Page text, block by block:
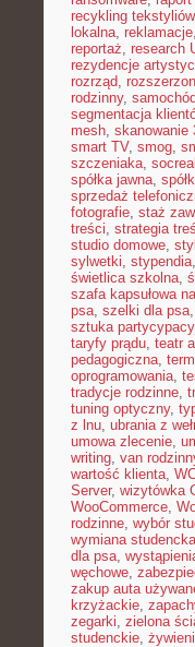
recykling tekstyliów
lokalna, reklamacje,
reportaż, research
rezydencje
rozrząd,
rodzinny,
segmentacja
mesh, skanowanie
smart TV, smog,
szczeniaka,
spółka jawna,
sprzedaż
fotografie, staż
treści, strategia
studio domowe,
sylwetki, stypendia,
świetlica szkolna,
szafa kapsułowa
psa, szelki dla psa,
sztuka
taryfy prądu, teatr
pedagogiczna,
oprogramowania,
tradycje rodzinne,
tuning optyczny,
z lnu, ubrania z
umowa zlecenie,
writing, van
wartość klienta,
Server, wizytówka
WooCommerce,
rodzinne, wybór
wymiana studencka
dla psa,
węchowe,
zakup auta
krzyżackie,
zegarki, zielona
studenckie,